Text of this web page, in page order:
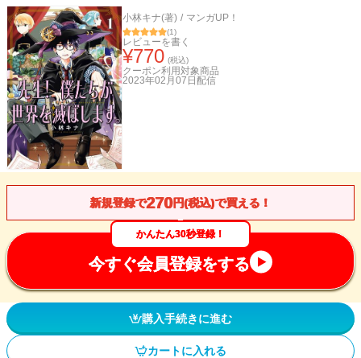
小林キナ(著) / マンガUP！
(1)
レビューを書く
¥770 (税込)
クーポン利用対象商品
2023年02月07日 配信
新規登録で270円(税込)で買える！
かんたん30秒登録！
今すぐ会員登録をする
購入手続きに進む
カートに入れる